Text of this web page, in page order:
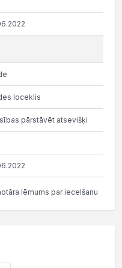
loceklis
pārstāvēt atsevišķi
lēmums par iecelšanu